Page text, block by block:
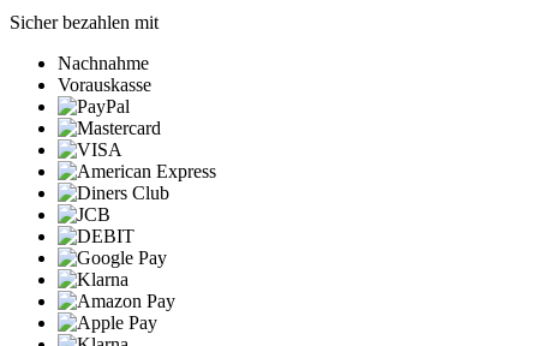
Sicher bezahlen mit
Nachnahme
Vorauskasse